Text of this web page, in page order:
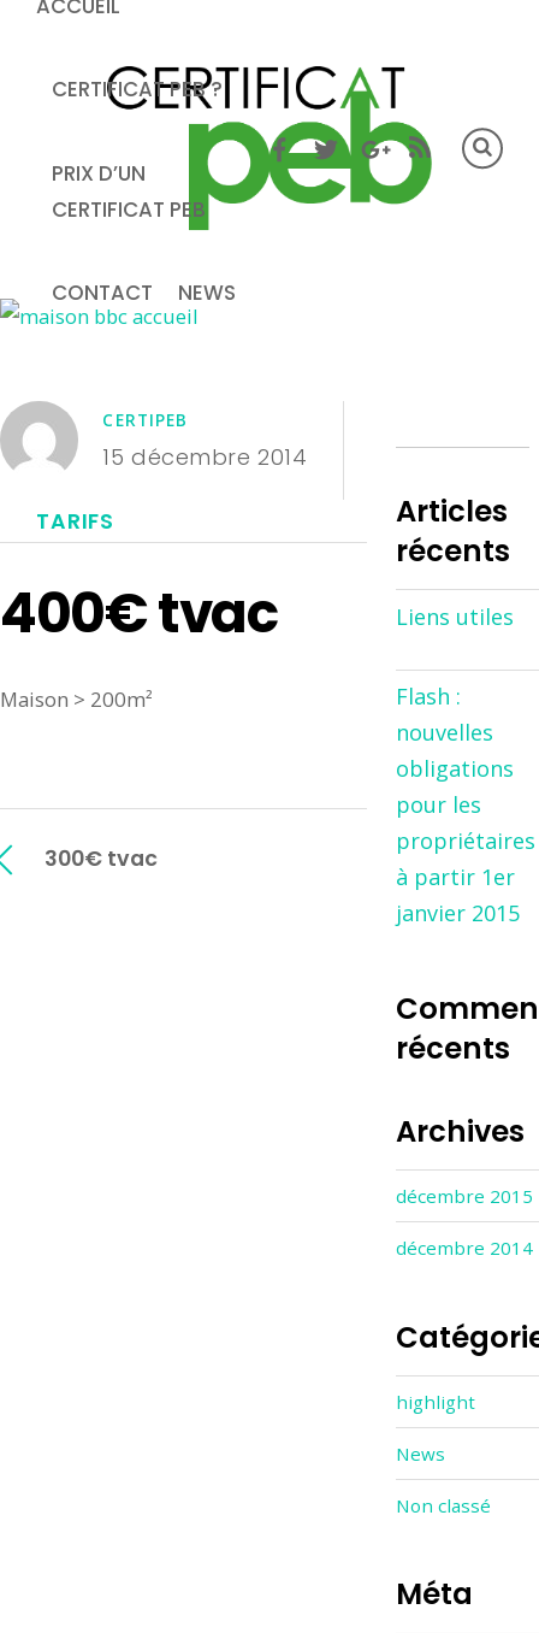
ACCUEIL
CERTIFICAT PEB ?
PRIX D’UN
CERTIFICAT PEB
CONTACT NEWS
CERTIPEB
15 décembre 2014
TARIFS
400€ tvac
Maison > 200m²
300€ tvac
Articles
récents
Liens utiles
Flash :
nouvelles
obligations
pour les
propriétaires
à partir 1er
janvier 2015
récents
Archives
décembre 2015
décembre 2014
highlight
News
Non classé
Méta